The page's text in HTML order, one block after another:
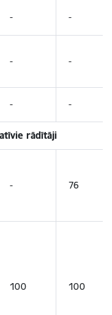
- -
- -
- -
rādītāji
- 76
100 100